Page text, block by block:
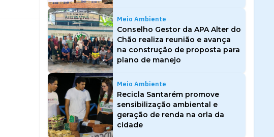
Meio Ambiente
Conselho Gestor da APA Alter do
Chão realiza reunião e avança
na construção de proposta para
plano de manejo
Meio Ambiente
Recicla Santarém promove
sensibilização ambiental e
geração de renda na orla da
cidade